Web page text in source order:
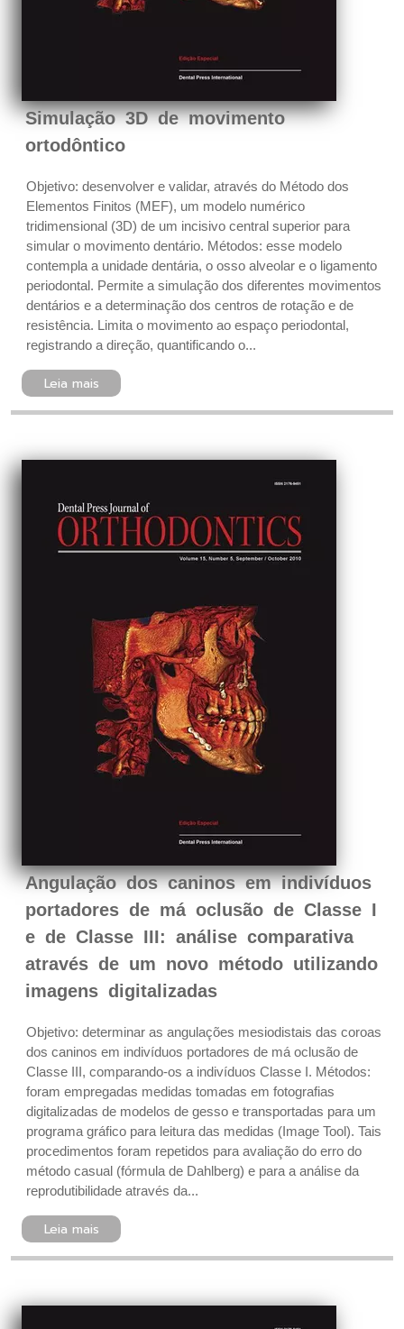
Simulação 3D de movimento
ortodôntico
Objetivo: desenvolver e validar, através do Método dos
Elementos Finitos (MEF), um modelo numérico
tridimensional (3D) de um incisivo central superior para
simular o movimento dentário. Métodos: esse modelo
contempla a unidade dentária, o osso alveolar e o ligamento
periodontal. Permite a simulação dos diferentes movimentos
dentários e a determinação dos centros de rotação e de
resistência. Limita o movimento ao espaço periodontal,
registrando a direção, quantificando o...
Leia mais
Angulação dos caninos em indivíduos
portadores de má oclusão de Classe I
e de Classe III: análise comparativa
através de um novo método utilizando
imagens digitalizadas
Objetivo: determinar as angulações mesiodistais das coroas
dos caninos em indivíduos portadores de má oclusão de
Classe III, comparando-os a indivíduos Classe I. Métodos:
foram empregadas medidas tomadas em fotografias
digitalizadas de modelos de gesso e transportadas para um
programa gráfico para leitura das medidas (Image Tool). Tais
procedimentos foram repetidos para avaliação do erro do
método casual (fórmula de Dahlberg) e para a análise da
reprodutibilidade através da...
Leia mais